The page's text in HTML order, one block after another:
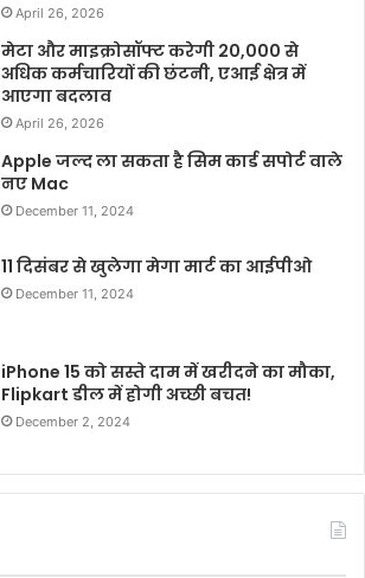
April 26, 2026
मेटा और माइक्रोसॉफ्ट करेगी 20,000 से
अधिक कर्मचारियों की छंटनी, एआई क्षेत्र में
आएगा बदलाव
April 26, 2026
Apple जल्द ला सकता है सिम कार्ड सपोर्ट वाले
नए Mac
December 11, 2024
11 दिसंबर से खुलेगा मेगा मार्ट का आईपीओ
December 11, 2024
iPhone 15 को सस्ते दाम में खरीदने का मौका,
Flipkart डील में होगी अच्छी बचत!
December 2, 2024